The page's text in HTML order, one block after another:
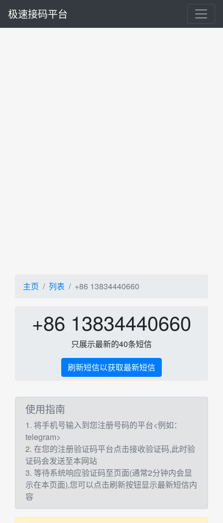
极速接码平台
主页 列表 +86 13834440660
+86 13834440660
只展示最新的40条短信
刷新短信以获取最新短信
使用指南
1. 将手机号输入到您注册号码的平台<例如：
telegram>
2. 在您的注册验证码平台点击接收验证码,此时验
证码会发送至本网站
3. 等待系统响应验证码至页面(通常2分钟内会显
示在本页面),您可以点击刷新按钮显示最新短信内
容